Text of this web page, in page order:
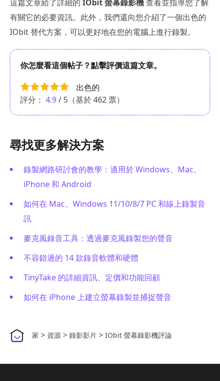
這篇文章給了詳細的 IObit 螢幕錄影機查看並指導您了解
有關它的必要資訊。此外，我們還向您介紹了一個出色的
IObit 替代方案，可以更好地在您的電腦上進行錄製。
你怎麼看這個帖子？點擊評價這篇文章。
出色的
評分： 4.9/ 5（基於462 票）
尋找更多解決方案
錄製網路研討會的教學：適用於 Windows、Mac、
iPhone 和 Android
如何在 Mac、Windows 11/10/8/7 PC 和線上錄製音
訊
麥克風錄音工具：透過麥克風錄製您的聲音
不容錯過的 14 款錄音軟體和硬體
TinyTake 的詳細資訊、定價和功能回顧
如何在 iPhone 上建立螢幕錄製並捕捉聲音
家 > 資源 > 錄影影片 > IObit 螢幕錄影機評論